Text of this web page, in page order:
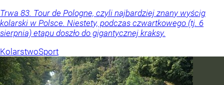
Trwa 83. Tour de Pologne, czyli najbardziej znany wyścig
kolarski w Polsce. Niestety, podczas czwartkowego (tj. 6
sierpnia) etapu doszło do gigantycznej kraksy.
KolarstwoSport